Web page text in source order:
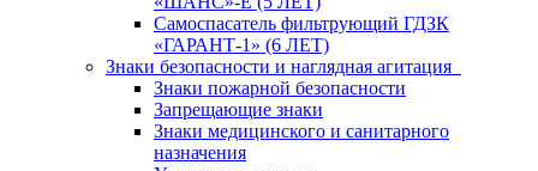
Самоспасатель фильтрующий ГДЗК
«ГАРАНТ-1» (6 ЛЕТ)
Знаки безопасности и наглядная агитация
Знаки пожарной безопасности
Запрещающие знаки
Знаки медицинского и санитарного
назначения